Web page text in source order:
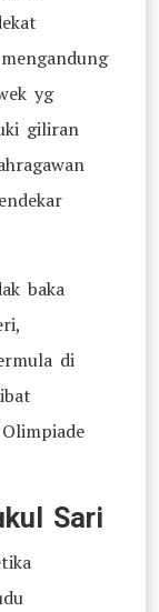
yg
giliran
baka
di
Sari